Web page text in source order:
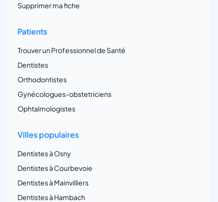
Supprimer ma fiche
Patients
Trouver un Professionnel de Santé
Dentistes
Orthodontistes
Gynécologues-obstetriciens
Ophtalmologistes
Villes populaires
Dentistes à Osny
Dentistes à Courbevoie
Dentistes à Mainvilliers
Dentistes à Hambach